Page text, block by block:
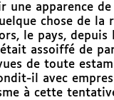
une apparence
chose de la
le pays, depuis
assoiffé de
de toute
il avec
à cette